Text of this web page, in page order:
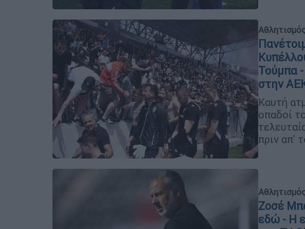
Τούμπα
στην
Καυτή
οπαδοί
πριν απ'
Ζοσέ
εδώ - Η